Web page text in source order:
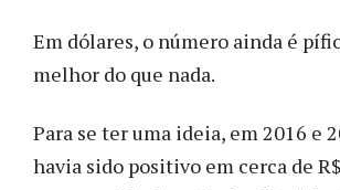
Em dólares, o número ainda é
melhor do que nada.
Para se ter uma ideia, em 2016 e
havia sido positivo em cerca de